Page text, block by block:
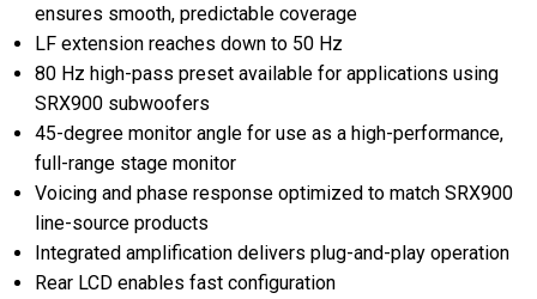
ensures smooth, predictable coverage
LF extension reaches down to 50 Hz
80 Hz high-pass preset available for applications using
SRX900 subwoofers
45-degree monitor angle for use as a high-performance,
full-range stage monitor
Voicing and phase response optimized to match SRX900
line-source products
Integrated amplification delivers plug-and-play operation
Rear LCD enables fast configuration